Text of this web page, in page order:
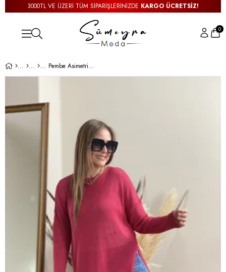
3000TL VE ÜZERİ TÜM SİPARİŞLERİNİZDE KARGO ÜCRETSİZ!
0
Pembe Asimetrik Triko